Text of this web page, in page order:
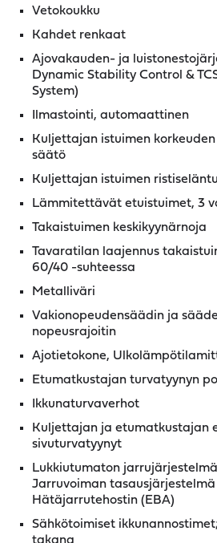
Vetokoukku
Kahdet renkaat
Ajovakauden- ja
Dynamic Stability Control &
System)
Ilmastointi, automaattinen
Kuljettajan istuimen
säätö
Kuljettajan istuimen
Lämmitettävät etuistuimet, 3
Takaistuimen keskikyynärnoja
Tavaratilan laajennus
60/40 -suhteessa
Metalliväri
Vakionopeudensäädin ja
nopeusrajoitin
Ajotietokone,
Etumatkustajan turvatyynyn
Ikkunaturvaverhot
Kuljettajan ja etumatkustajan
sivuturvatyynyt
Lukkiutumaton jarrujärjestelmä
Jarruvoiman tasausjärjestelmä
Hätäjarrutehostin (EBA)
Sähkötoimiset
takana